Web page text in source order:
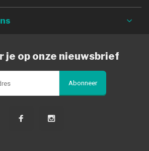
je op onze nieuwsbrief
Abonneer